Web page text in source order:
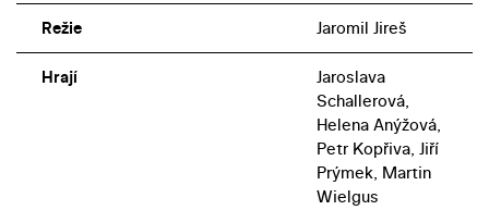
Režie Jaromil Jireš
Hrají
Jaroslava
Schallerová,
Helena Anýžová,
Petr Kopřiva, Jiří
Prýmek, Martin
Wielgus